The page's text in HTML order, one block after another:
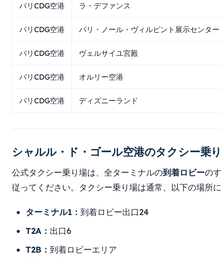
パリCDG空港 ラ・デファンス
パリCDG空港 パリ・ノール・ヴィルピント展示センター
パリCDG空港 ヴェルサイユ宮殿
パリCDG空港 オルリー空港
パリCDG空港 ディズニーランド
シャルル・ド・ゴール空港のタクシー乗
公式タクシー乗り場は、全ターミナルの到着ロビーの
従ってください。タクシー乗り場は通常、以下の場所
ターミナル1： 到着ロビー出口24
T2A： 出口6
T2B： 到着ロビーエリア